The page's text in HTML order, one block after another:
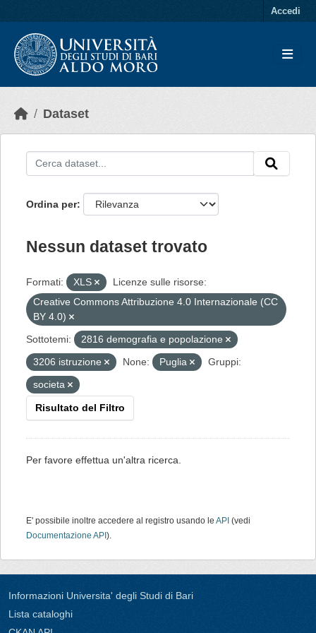
Accedi
Dataset
Ordina per
Nessun dataset trovato
Formati: XLS
Licenze sulle risorse:
Creative Commons Attribuzione 4.0 Internazionale (CC
BY 4.0)
Sottotemi:
2816 demografia e popolazione
3206 istruzione
None: Puglia
Gruppi:
societa
Risultato del Filtro
Per favore effettua un'altra ricerca.
E' possibile inoltre accedere al registro usando le API (vedi
Documentazione API ).
Informazioni Universita' degli Studi di Bari
Lista cataloghi